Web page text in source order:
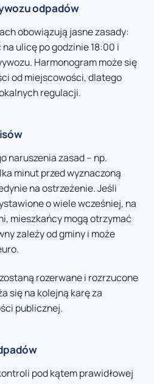
odpadów
obowiązują jasne zasady:
ulicę po godzinie 18:00 i
Harmonogram może się
od miejscowości, dlatego
regulacji.
naruszenia zasad – np.
minut przed wyznaczoną
na ostrzeżenie. Jeśli
o wiele wcześniej, na
mieszkańcy mogą otrzymać
zależy od gminy i może
rozerwane i rozrzucone
się na kolejną karę za
publicznej.
pod kątem prawidłowej